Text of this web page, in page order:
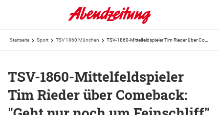
Startseite Sport TSV 1860 München
TSV-1860-Mittelfeldspieler
Tim Rieder über Comeback: